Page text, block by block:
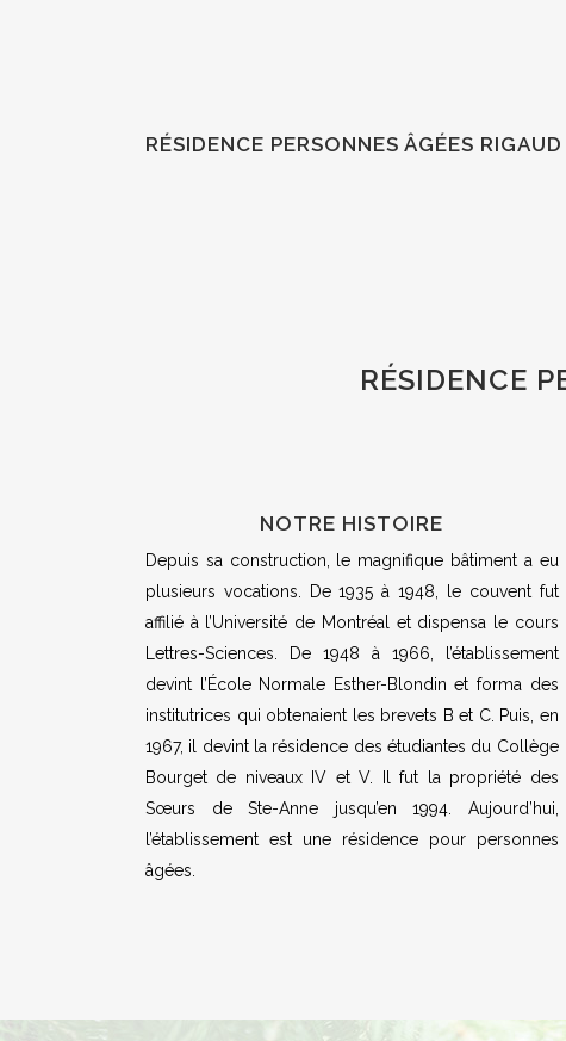
RÉSIDENCE PERSONNES ÂGÉES RIGAUD
RÉSIDENCE
NOTRE HISTOIRE
Depuis sa construction, le magnifique bâtiment a eu
plusieurs vocations. De 1935 à 1948, le couvent fut
affilié à l’Université de Montréal et dispensa le cours
Lettres-Sciences. De 1948 à 1966, l’établissement
devint l’École Normale Esther-Blondin et forma des
institutrices qui obtenaient les brevets B et C. Puis, en
1967, il devint la résidence des étudiantes du Collège
Bourget de niveaux IV et V. Il fut la propriété des
Sœurs de Ste-Anne jusqu’en 1994. Aujourd’hui,
l’établissement est une résidence pour personnes
âgées.